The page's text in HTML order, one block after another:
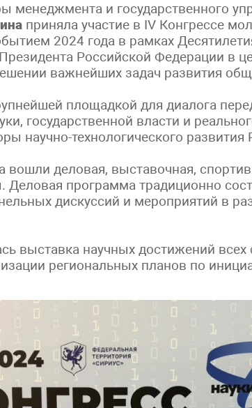
менеджмента и государственного
приняла участие в IV Конгрессе
2024 года в рамках
Российской Федерации в
важнейших задач развития
площадкой для диалога
государственной власти и
научно-технологического развития
вошли деловая, выставочная,
программа традиционно
дискуссий и мероприятий в
выставка научных достижений
региональных планов по